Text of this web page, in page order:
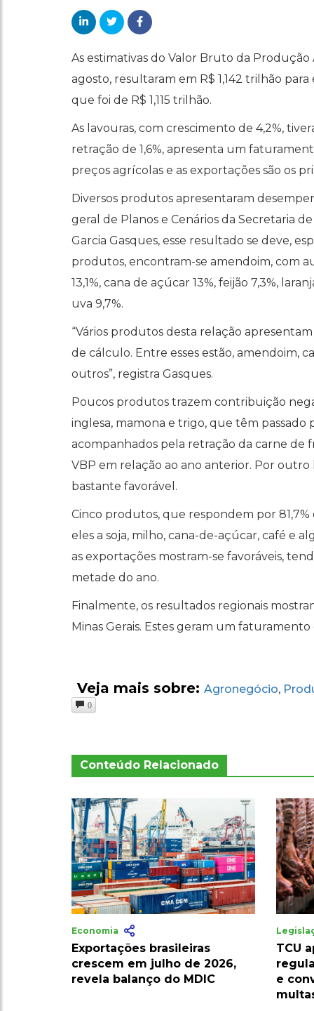
As estimativas do Valor Bruto da
agosto, resultaram em R$ 1,142 trilhão
que foi de R$ 1,115 trilhão.
As lavouras, com crescimento de 4,2%,
retração de 1,6%, apresenta um
preços agrícolas e as exportações são os
Diversos produtos apresentaram
geral de Planos e Cenários da Secretaria
Garcia Gasques, esse resultado se deve,
produtos, encontram-se amendoim, com
13,1%, cana de açúcar 13%, feijão 7,3%,
uva 9,7%.
“Vários produtos desta relação
de cálculo. Entre esses estão, amendoim,
outros”, registra Gasques.
Poucos produtos trazem contribuição
inglesa, mamona e trigo, que têm passado
acompanhados pela retração da carne de
VBP em relação ao ano anterior. Por
bastante favorável.
Cinco produtos, que respondem por
eles a soja, milho, cana-de-açúcar, café e
as exportações mostram-se favoráveis,
metade do ano.
Finalmente, os resultados regionais
Minas Gerais. Estes geram um
Veja mais sobre: Agronegócio,
0
Conteúdo Relacionado
Economia
Exportações brasileiras
crescem em julho de 2026,
revela balanço do MDIC
TCU
e